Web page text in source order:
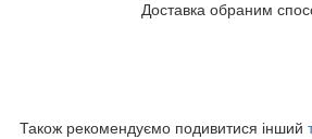
Доставка обраним
Також рекомендуємо подивитися інший